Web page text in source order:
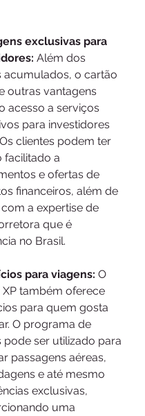
exclusivas para
Além dos
acumulados, o cartão
outras vantagens
acesso a serviços
para investidores
clientes podem ter
facilitado a
e ofertas de
financeiros, além de
a expertise de
que é
no Brasil.
para viagens: O
XP também oferece
para quem gosta
O programa de
pode ser utilizado para
passagens aéreas,
e até mesmo
exclusivas,
uma